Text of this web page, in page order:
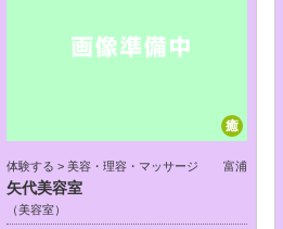
癒
体験する > 美容・理容・マッサージ 富浦
矢代美容室
（美容室）